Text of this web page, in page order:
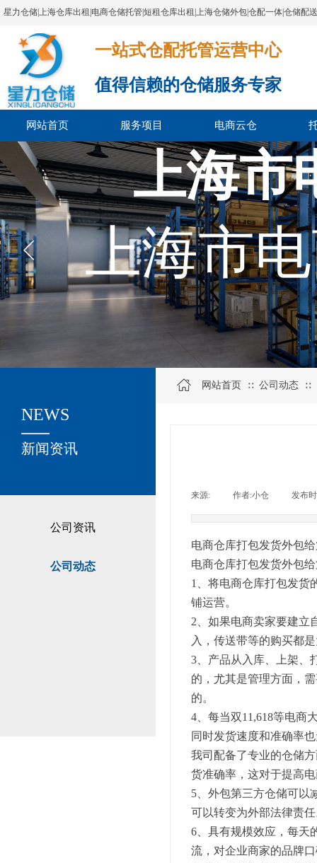
星力仓储|上海仓库出租|电商仓储托管|短租仓库出租|上海仓储外包|仓配一体|仓储配
一站式仓配托管运营中心​​​​​​​​​​​​​​​​​
值得信赖的仓储服务专家
网站首页 服务项目 电商云仓
上海市
上海市
公司资讯
公司动态
关于我们
新闻资讯
NEWS
网站首页 ∷ 公司动态 ∷
来源: 作者:小仓 发布
电商仓库打包发货外包
电商仓库打包发货外包
1、将电商仓库打包发货
铺运营。
2、如果电商卖家要建立
入，传送带等的购买都
3、产品从入库、上架、
的，尤其是管理方面，
的。
4、每当双11,618等电商
同时发货速度和准确率
我司配备了专业的仓储
货准确率，这对于提高
5、外包第三方仓储可以
可以转变为外部法律责
6、具有规模效应，每天
流，对企业商家的品牌